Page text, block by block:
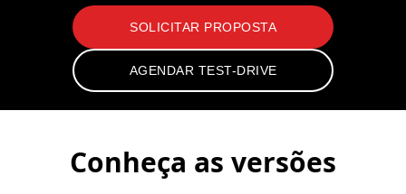
SOLICITAR PROPOSTA
AGENDAR TEST-DRIVE
Conheça as versões